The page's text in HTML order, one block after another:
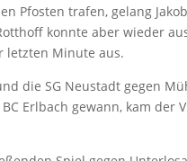
Pfosten trafen, gelang
konnte aber wieder
letzten Minute aus.
die SG Neustadt gegen
Erlbach gewann, kam der